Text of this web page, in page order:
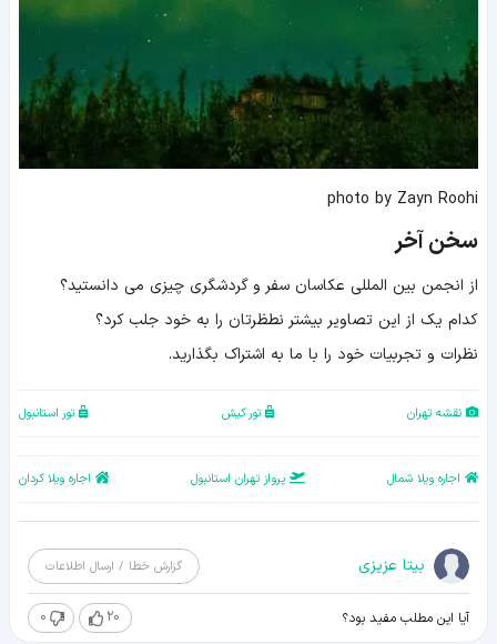
photo by Zayn Roohi
سخن آخر
از انجمن بین المللی عکاسان سفر و گردشگری چیزی می دانستید؟
کدام یک از این تصاویر بیشتر نطظرتان را به خود جلب کرد؟
نظرات و تجربیات خود را با ما به اشتراک بگذارید.
نقشه تهران تور کیش تور استانبول
اجاره ویلا شمال پرواز تهران استانبول اجاره ویلا کردان
بیتا عزیزی گزارش خطا / ارسال اطلاعات
آیا این مطلب مفید بود؟ 20
0